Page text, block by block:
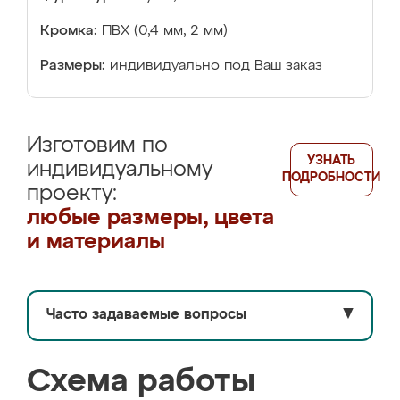
Кромка: ПВХ (0,4 мм, 2 мм)
Размеры: индивидуально под Ваш заказ
Изготовим по
индивидуальному
проекту:
любые размеры, цвета
и материалы
УЗНАТЬ
ПОДРОБНОСТИ
Часто задаваемые вопросы ▼
Схема работы